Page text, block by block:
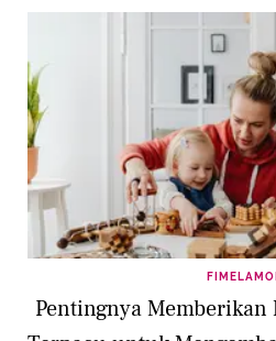
Pentingnya